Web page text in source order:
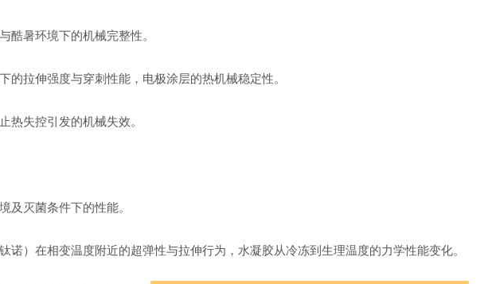
酷暑环境下的机械完整性。
的拉伸强度与穿刺性能，电极涂层的热机械稳定性。
热失控引发的机械失效。
及灭菌条件下的性能。
诺）在相变温度附近的超弹性与拉伸行为，水凝胶从冷冻到生理温度的力学性能变化。